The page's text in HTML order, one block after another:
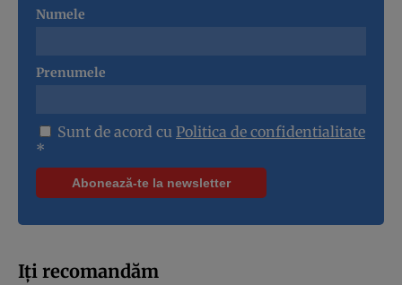
Numele
Prenumele
Sunt de acord cu Politica de confidentialitate
*
Iți recomandăm